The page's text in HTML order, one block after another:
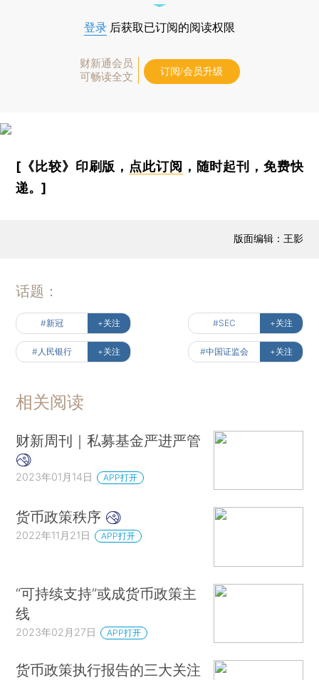
登录 后获取已订阅的阅读权限
财新通会员
可畅读全文
订阅/会员升级
[《比较》印刷版， 点此订阅 ，随时起刊，免费快
递。]
版面编辑：王影
话题：
#新冠 +关注 #SEC +关注
#人民银行 +关注 #中国证监会 +关注
相关阅读
财新周刊｜私募基金严进严管
2023年01月14日 APP打开
货币政策秩序
2022年11月21日 APP打开
“可持续支持”或成货币政策主
线
2023年02月27日 APP打开
货币政策执行报告的三大关注